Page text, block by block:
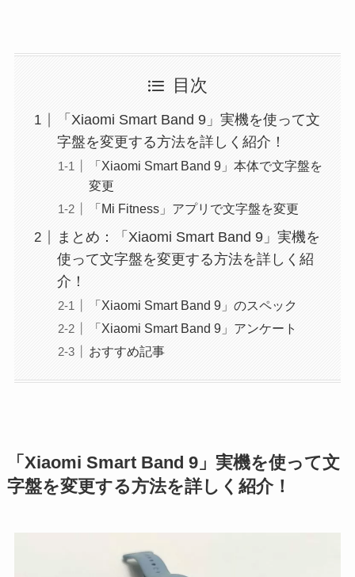
目次
「Xiaomi Smart Band 9」実機を使って文
字盤を変更する方法を詳しく紹介！
「Xiaomi Smart Band 9」本体で文字盤を
変更
「Mi Fitness」アプリで文字盤を変更
まとめ：「Xiaomi Smart Band 9」実機を
使って文字盤を変更する方法を詳しく紹
介！
「Xiaomi Smart Band 9」のスペック
「Xiaomi Smart Band 9」アンケート
おすすめ記事
「Xiaomi Smart Band 9」実機を使って文
字盤を変更する方法を詳しく紹介！